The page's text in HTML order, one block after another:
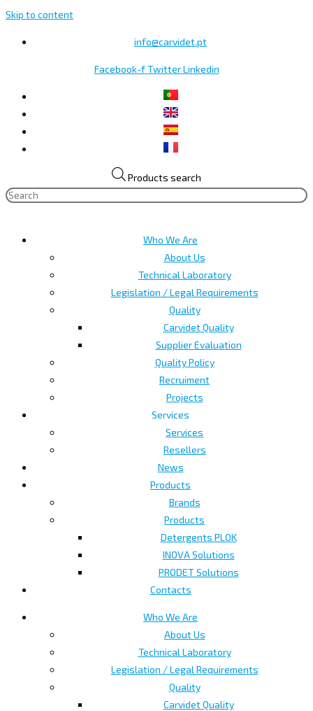
Skip to content
info@carvidet.pt
Facebook-f Twitter Linkedin
Products search
Who We Are
About Us
Technical Laboratory
Legislation / Legal Requirements
Quality
Carvidet Quality
Supplier Evaluation
Quality Policy
Recruiment
Projects
Services
Services
Resellers
News
Products
Brands
Products
Detergents PLOK
INOVA Solutions
PRODET Solutions
Contacts
Who We Are
About Us
Technical Laboratory
Legislation / Legal Requirements
Quality
Carvidet Quality